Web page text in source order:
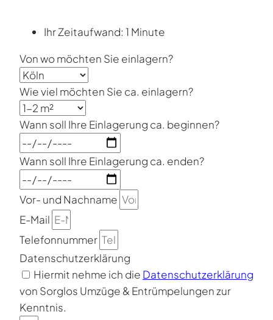
Ihr Zeitaufwand: 1 Minute
Von wo möchten Sie einlagern?
Wie viel möchten Sie ca. einlagern?
Wann soll Ihre Einlagerung ca. beginnen?
Wann soll Ihre Einlagerung ca. enden?
Vor- und Nachname
E-Mail
Telefonnummer
Datenschutzerklärung
Hiermit nehme ich die Datenschutzerklärung
von Sorglos Umzüge & Entrümpelungen zur
Kenntnis.